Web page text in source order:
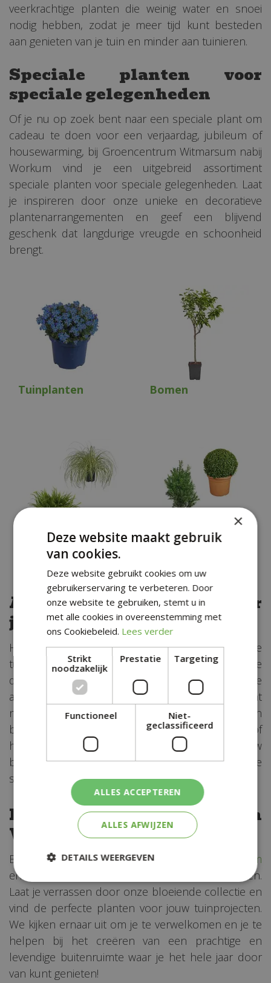
veerkrachtige planten die weinig water en snoei
nodig hebben, zodat je meer tijd kunt besteden
aan genieten van je tuin en minder aan tuinieren.
Speciale planten voor
speciale gelegenheden
Of je nu op zoek bent naar een speciale plant om
cadeau te doen voor een verjaardag, jubileum of
housewarming, bij Groencentrum Witmarsum nabij
Workum vind je een uitgebreid assortiment
speciale planten voor speciale gelegenheden. Laat
je inspireren door onze unieke en decoratieve
plantenarrangementen en geef een blijvend
geschenk dat langdurige vreugde en schoonheid
brengt.
Tuinplanten Bomen
Siergrassen en
varens
Haagplanten en
Advies en inspiratie voor
jouw tuinprojecten
Heb je hulp nodig bij het kiezen van de juiste
tuinplanten voor jouw tuinprojecten? Onze
deskundige medewerkers staan klaar om je te
adviseren en te inspireren. Of je nu op zoek bent
naar tips voor het ontwerpen van een
bloementuin, het aanleggen van eenmoestuin
of
het creëren van een mediterrane sfeer in jouw
buitenruimte, wij zijn er om je te helpen bij elke
stap van het proces.
Bezoek Groencentrum
Witmarsum nabij Workum
Breng een bezoek aanGroencentrum Witmarsum
en ontdek ons diverse assortiment tuinplanten.
Laat je verrassen door onze bloeiende collectie en
vind de perfecte planten voor jouw tuinprojecten.
We kijken ernaar uit om je te verwelkomen en je te
helpen bij het creëren van een prachtige en
levendige buitenruimte waar je het hele jaar door
van kunt genieten!
×
Deze website maakt gebruik
van cookies.
Deze website gebruikt cookies om uw
gebruikerservaring te verbeteren. Door
onze website te gebruiken, stemt u in
met alle cookies in overeenstemming met
ons Cookiebeleid. Lees verder
Strikt
noodzakelijk
Prestatie Targeting
Functioneel
Niet-
geclassificeerd
ALLES ACCEPTEREN
ALLES AFWIJZEN
DETAILS WEERGEVEN